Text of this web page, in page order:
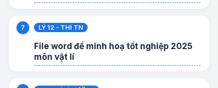
LÝ 12 - THI TN
File word đề minh hoạ tốt nghiệp 2025
môn vật lí